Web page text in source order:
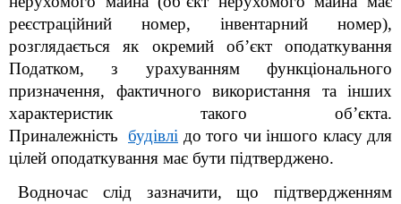
реєстраційний номер, інвентарний номер),
розглядається як окремий об’єкт оподаткування
Податком, з урахуванням функціонального
призначення, фактичного використання та інших
характеристик такого об’єкта.
Приналежність будівлі до того чи іншого класу для
цілей оподаткування має бути підтверджено.
Водночас слід зазначити, що підтвердженням